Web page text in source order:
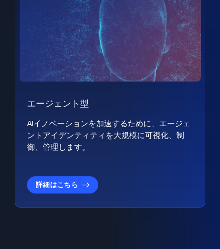
エージェント型
AIイノベーションを加速するために、エージェ
ントアイデンティティを大規模に可視化、制
御、管理します。
詳細はこちら